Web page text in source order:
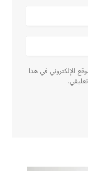
الإلكتروني في هذا